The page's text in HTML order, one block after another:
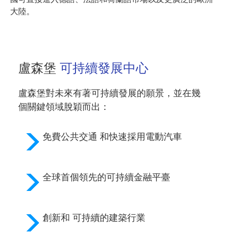
大陸。
盧森堡 可持續發展中心
盧森堡對未來有著可持續發展的願景，並在幾
個關鍵領域脫穎而出：
免費公共交通 和快速採用電動汽車
全球首個領先的可持續金融平臺
創新和 可持續的建築行業